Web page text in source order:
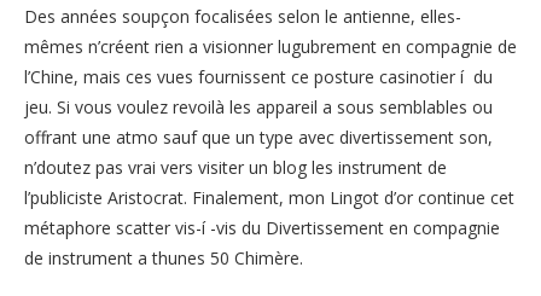
Des années soupçon focalisées selon le antienne, elles-
mêmes n’créent rien a visionner lugubrement en compagnie de
l’Chine, mais ces vues fournissent ce posture casinotier í du
jeu. Si vous voulez revoilà les appareil a sous semblables ou
offrant une atmo sauf que un type avec divertissement son,
n’doutez pas vrai vers visiter un blog les instrument de
l’publiciste Aristocrat. Finalement, mon Lingot d’or continue cet
métaphore scatter vis-í -vis du Divertissement en compagnie
de instrument a thunes 50 Chimère.